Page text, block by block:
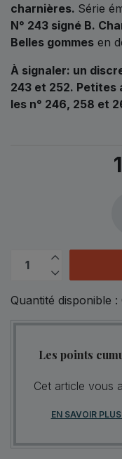
charnières. Série
N° 243 signé B.
Belles gommes en
À signaler: un
243 et 252. Petites
les n° 246, 258 et
Quantité disponible :
Les points
Cet article vous
EN SAVOIR